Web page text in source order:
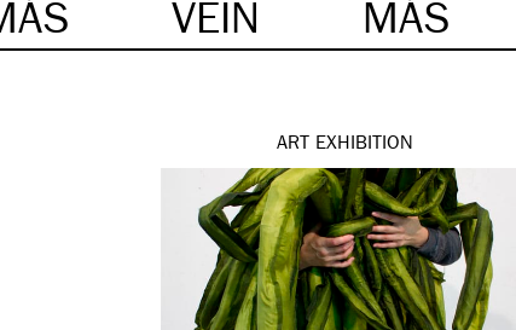
VEIN MÁS
ART EXHIBITION